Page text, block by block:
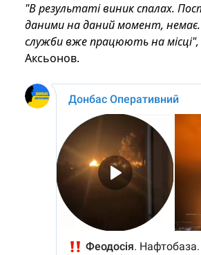
"В результаті виник спалах.
даними на даний момент, немає.
служби вже працюють на місці",
Аксьонов.